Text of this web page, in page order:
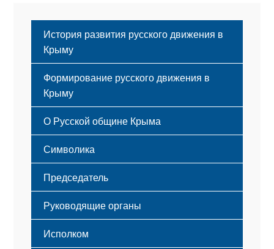
История развития русского движения в
Крыму
Формирование русского движения в
Крыму
Русский Крым
О Русской общине Крыма
Этапы становления
Принципы деятельности
Структура
Мероприятия
Символика
Флаг
Герб
Гимн
Председатель
Руководящие органы
Исполком